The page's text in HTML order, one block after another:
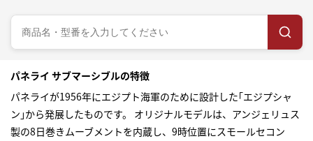
パネライ サブマーシブルの特徴
パネライが1956年にエジプト海軍のために設計した｢エジプシャ
ン｣から発展したものです。 オリジナルモデルは、アンジェリュス
製の8日巻きムーブメントを内蔵し、9時位置にスモールセコン